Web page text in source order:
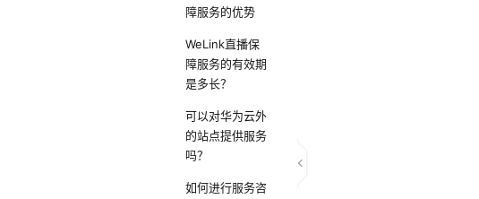
障服务的优势
WeLink直播保
障服务的有效期
是多长？
可以对华为云外
的站点提供服务
吗？
如何进行服务咨